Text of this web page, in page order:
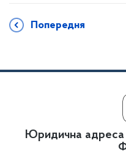
Попередня
Юридична адреса